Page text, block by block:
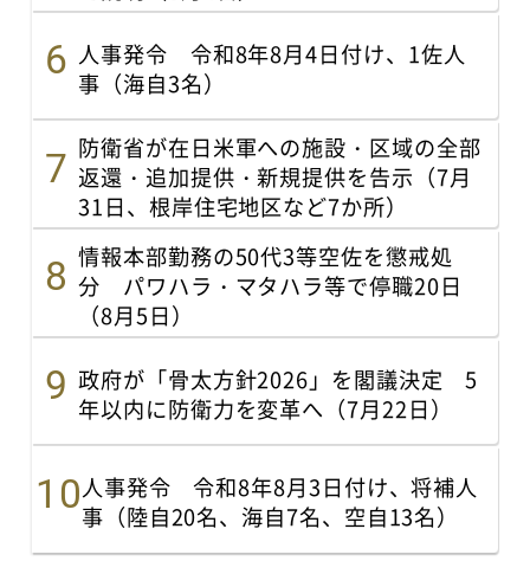
人事発令 令和8年8月4日付け、1佐人
事（海自3名）
防衛省が在日米軍への施設・区域の全部
返還・追加提供・新規提供を告示（7月
31日、根岸住宅地区など7か所）
情報本部勤務の50代3等空佐を懲戒処
分 パワハラ・マタハラ等で停職20日
（8月5日）
政府が「骨太方針2026」を閣議決定 5
年以内に防衛力を変革へ（7月22日）
人事発令 令和8年8月3日付け、将補人
事（陸自20名、海自7名、空自13名）